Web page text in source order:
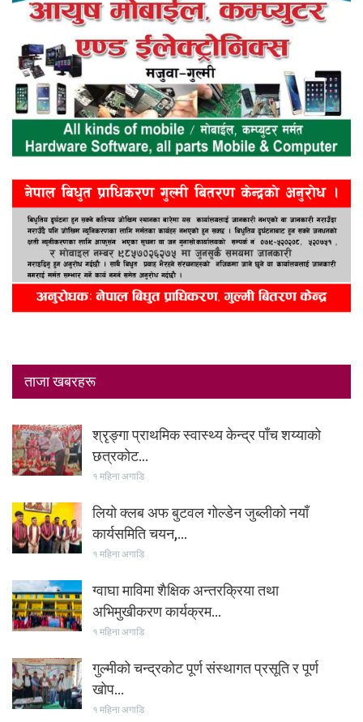
ताजा खबरहरू
श्रृङ्गा प्राथमिक स्वास्थ्य केन्द्र पाँच शय्याको
छत्रकोट…
१ महिना अगाडि
लियो क्लब अफ बुटवल गोल्डेन जुब्लीको नयाँ
कार्यसमिति चयन,…
१ महिना अगाडि
ग्वाघा माविमा शैक्षिक अन्तरक्रिया तथा
अभिमुखीकरण कार्यक्रम…
१ महिना अगाडि
गुल्मीको चन्द्रकोट पूर्ण संस्थागत प्रसूति र पूर्ण
खोप…
१ महिना अगाडि